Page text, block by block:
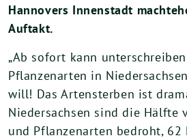
Hannovers Innenstadt
Auftakt.
„Ab sofort kann
Pflanzenarten in
will! Das Artensterben ist
Niedersachsen sind die Hälfte
und Pflanzenarten bedroht, 62